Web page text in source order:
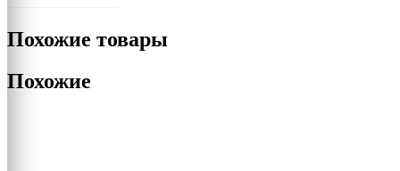
Похожие товары
Похожие